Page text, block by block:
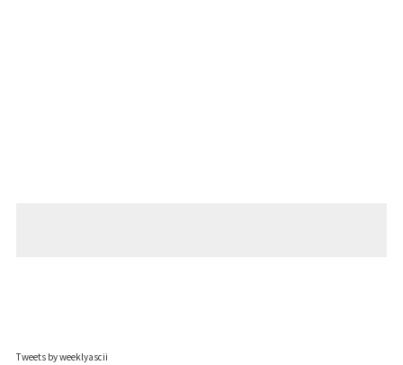
Tweets by weeklyascii